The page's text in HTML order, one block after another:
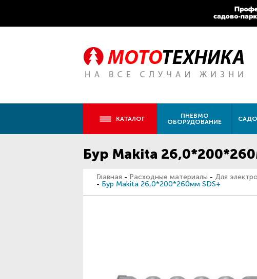
КАТАЛОГ
ПНЕВМО
ОБОРУДОВАНИЕ
Бур Makita
Главная - Расходные материалы - Для
- Бур Makita 26,0*200*260мм SDS+